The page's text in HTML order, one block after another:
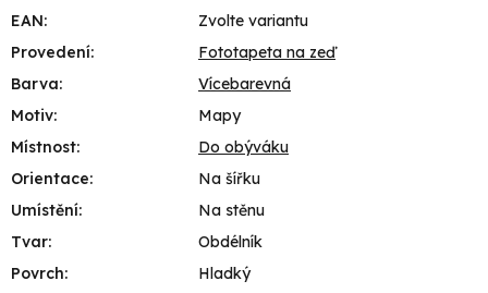
EAN:
Zvolte variantu
Provedení:
Fototapeta na zeď
Barva:
Vícebarevná
Motiv:
Mapy
Místnost:
Do obýváku
Orientace:
Na šířku
Umístění:
Na stěnu
Tvar:
Obdélník
Povrch:
Hladký